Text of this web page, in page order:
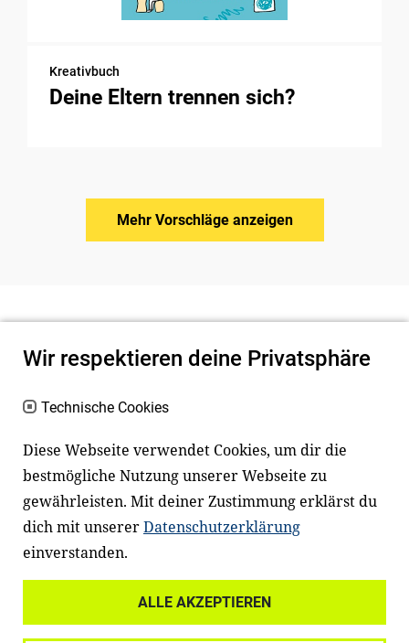
Kreativbuch
Deine Eltern trennen sich?
Mehr Vorschläge anzeigen
Newsletter
Facebook LinkedIn
Wir respektieren deine Privatsphäre
Technische Cookies
Diese Webseite verwendet Cookies, um dir die
bestmögliche Nutzung unserer Webseite zu
gewährleisten. Mit deiner Zustimmung erklärst du
dich mit unsererDatenschutzerklärung
einverstanden.
ALLE AKZEPTIEREN